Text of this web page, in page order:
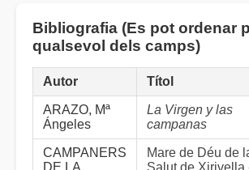
Bibliografia (Es pot ordenar
qualsevol dels camps)
Autor Títol
ARAZO, Mª
Ángeles
La Virgen y las
campanas
CAMPANERS
Mare de Déu de